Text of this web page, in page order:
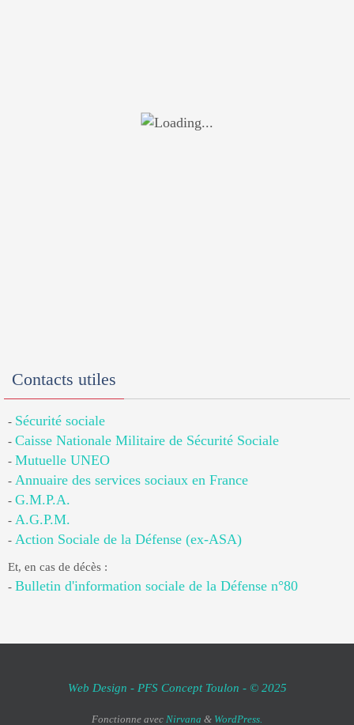
Contacts utiles
- Sécurité sociale
- Caisse Nationale Militaire de Sécurité Sociale
- Mutuelle UNEO
- Annuaire des services sociaux en France
- G.M.P.A.
- A.G.P.M.
- Action Sociale de la Défense (ex-ASA)
Et, en cas de décès :
- Bulletin d'information sociale de la Défense n°80
Web Design - PFS Concept Toulon - © 2025
Fonctionne avec Nirvana & WordPress.